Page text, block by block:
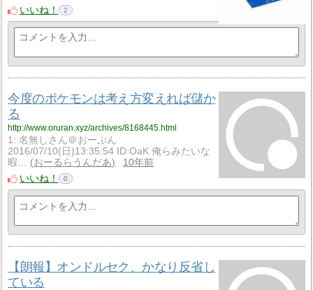
いいね！
2
今度のポケモンは考え方変えれば儲か
る
http://www.oruran.xyz/archives/8168445.html
1: 名無しさん＠おーぷん
2016/07/10(日)13:35:54 ID:OaK 俺らみたいな
暇…
おーるらうんだあ
10年前
いいね！
0
【朗報】オンドルセク、かなり反省し
ている